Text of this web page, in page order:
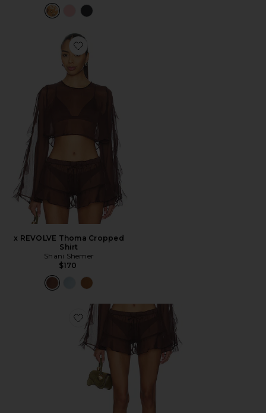
Favorite x REVOLVE Thoma Cropped Shirt
x REVOLVE Thoma Cropped
Shirt
Shani Shemer
$170
Favorite x REVOLVE Shay Short Pants